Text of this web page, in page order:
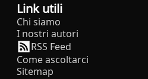
Link utili
Chi siamo
I nostri autori
RSS Feed
Come ascoltarci
Sitemap